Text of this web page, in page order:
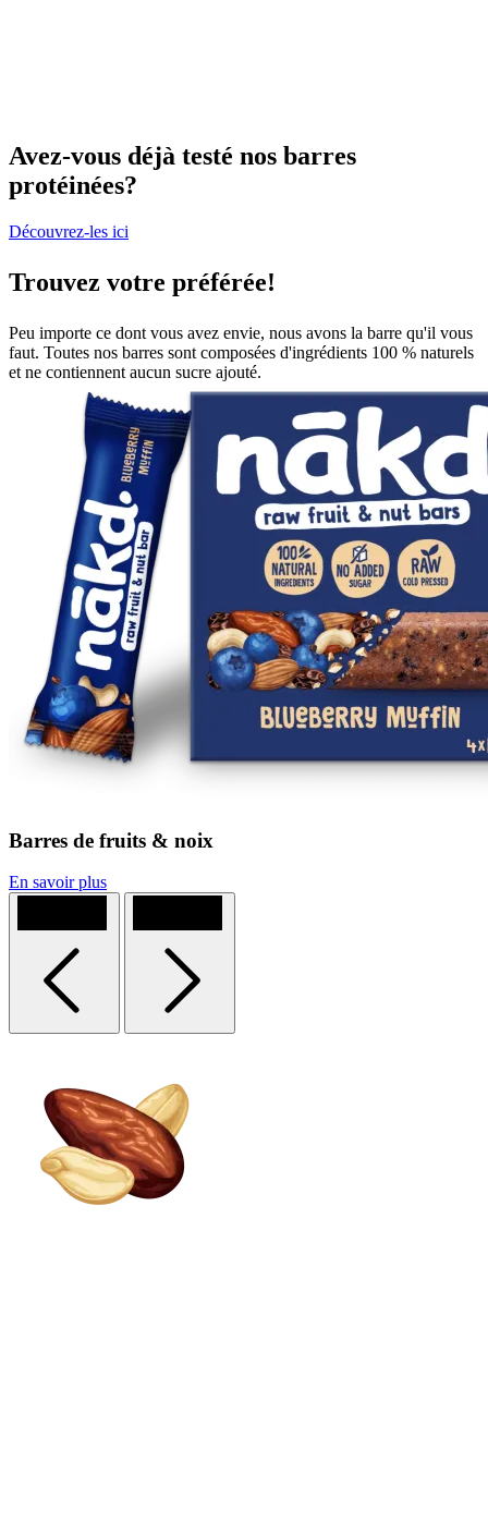
Avez-vous déjà testé nos barres
protéinées?
Découvrez-les ici
Trouvez votre préférée!
Peu importe ce dont vous avez envie, nous avons la barre qu'il vous
faut. Toutes nos barres sont composées d'ingrédients 100 % naturels
et ne contiennent aucun sucre ajouté.
Barres de fruits & noix
En savoir plus